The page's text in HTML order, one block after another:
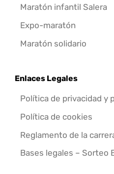
Maratón infantil Salera
Expo-maratón
Maratón solidario
Enlaces Legales
Política de privacidad y
Política de cookies
Reglamento de la
Bases legales – Sorteo